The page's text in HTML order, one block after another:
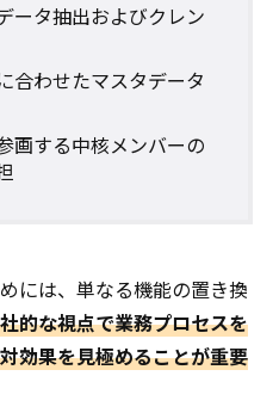
ータ抽出およびクレン
合わせたマスタデータ
画する中核メンバーの
には、単なる機能の置き換
的な視点で業務プロセスを
効果を見極めることが重要